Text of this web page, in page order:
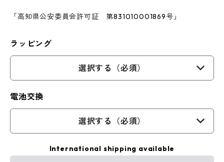
「高知県公安委員会許可証 第831010001869号」
ラッピング
選択する（必須）
電池交換
選択する（必須）
International shipping available